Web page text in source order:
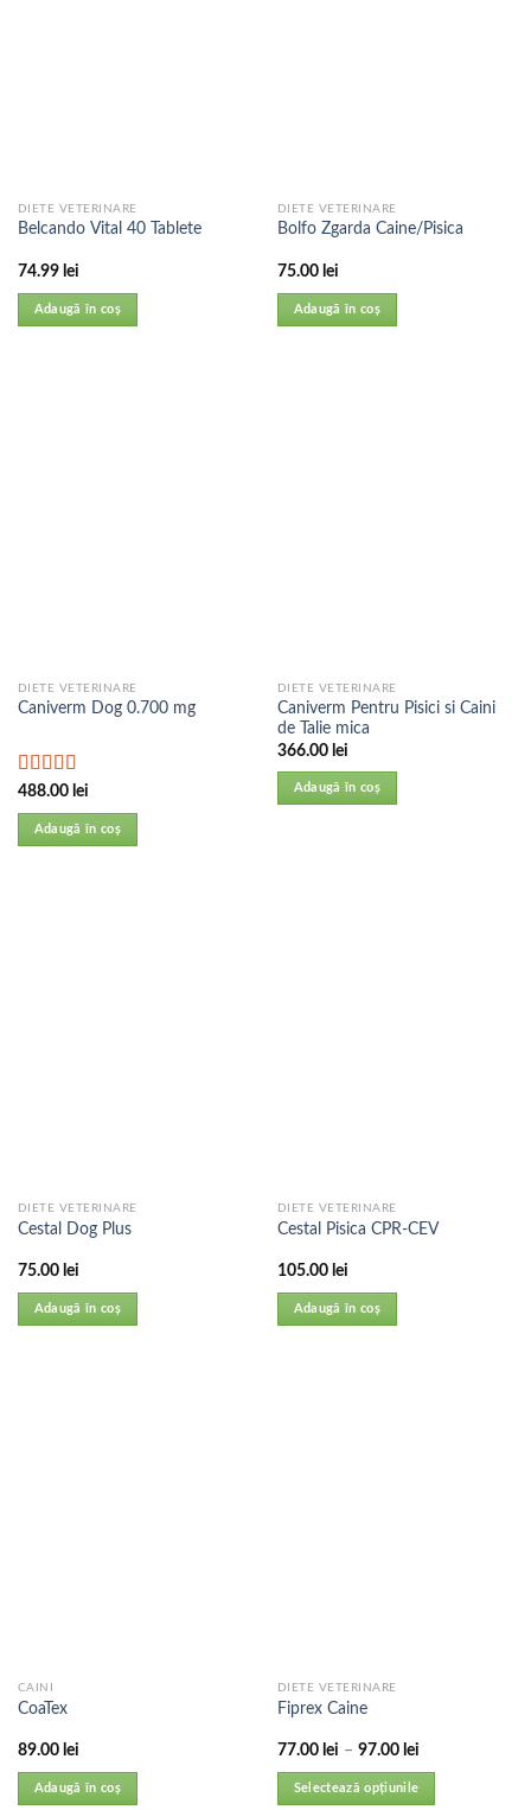
DIETE VETERINARE
Belcando Vital 40 Tablete
74.99 lei
Adaugă în coș
DIETE VETERINARE
Bolfo Zgarda Caine/Pisica
75.00 lei
Adaugă în coș
DIETE VETERINARE
Caniverm Dog 0.700 mg
Evaluat la
5.00din 5
488.00 lei
Adaugă în coș
DIETE VETERINARE
Caniverm Pentru Pisici si Caini
de Talie mica
366.00 lei
Adaugă în coș
DIETE VETERINARE
Cestal Dog Plus
75.00 lei
Adaugă în coș
DIETE VETERINARE
Cestal Pisica CPR-CEV
105.00 lei
Adaugă în coș
CAINI
CoaTex
89.00 lei
Adaugă în coș
DIETE VETERINARE
Fiprex Caine
77.00 lei – 97.00 lei
Selectează opțiunile